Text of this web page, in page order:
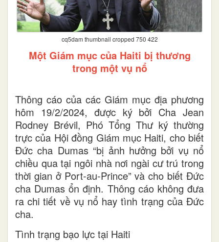
cq5dam thumbnail cropped 750 422
Một Giám mục của Haiti bị thương
trong một vụ nổ
Thông cáo của các Giám mục địa phương
hôm 19/2/2024, được ký bởi Cha Jean
Rodney Brévil, Phó Tổng Thư ký thường
trực của Hội đồng Giám mục Haiti, cho biết
Đức cha Dumas “bị ảnh hưởng bởi vụ nổ
chiều qua tại ngôi nhà nơi ngài cư trú trong
thời gian ở Port-au-Prince” và cho biết Đức
cha Dumas ổn định. Thông cáo không đưa
ra chi tiết về vụ nổ hay tình trạng của Đức
cha.
Tình trạng bạo lực tại Haiti